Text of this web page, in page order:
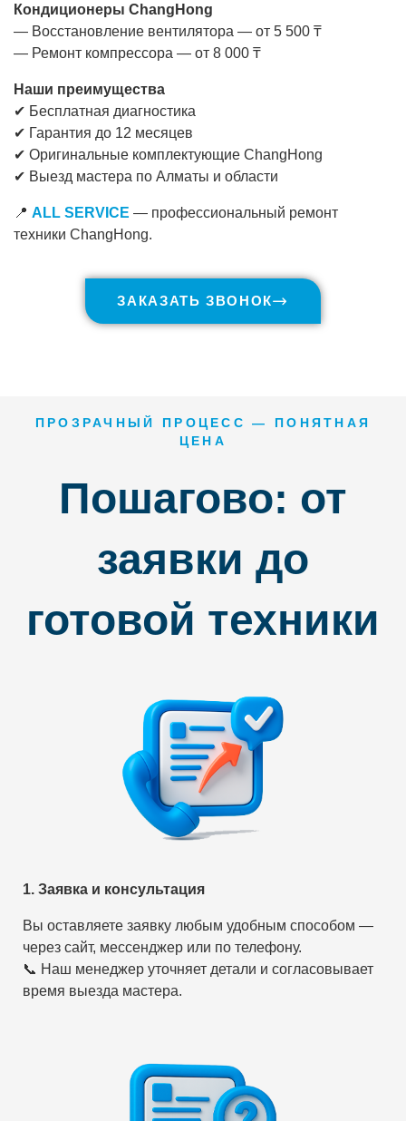
Кондиционеры ChangHong
— Восстановление вентилятора — от 5 500 ₸
— Ремонт компрессора — от 8 000 ₸
Наши преимущества
✔ Бесплатная диагностика
✔ Гарантия до 12 месяцев
✔ Оригинальные комплектующие ChangHong
✔ Выезд мастера по Алматы и области
📍 ALL SERVICE — профессиональный ремонт
техники ChangHong.
ЗАКАЗАТЬ ЗВОНОК
ПРОЗРАЧНЫЙ ПРОЦЕСС — ПОНЯТНАЯ
ЦЕНА
Пошагово: от
заявки до
готовой техники
1. Заявка и консультация
Вы оставляете заявку любым удобным способом —
через сайт, мессенджер или по телефону.
📞 Наш менеджер уточняет детали и согласовывает
время выезда мастера.